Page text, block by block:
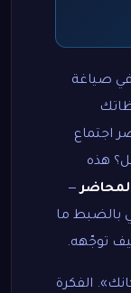
صياغة
اجتماع
هذه
—
بالضبط ما
توجّهه.
الفكرة